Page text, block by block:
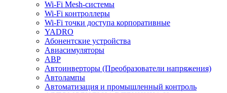
Wi-Fi Mesh-системы
Wi-Fi контроллеры
Wi-Fi точки доступа корпоративные
YADRO
Абонентские устройства
Авиасимуляторы
АВР
Автоинверторы (Преобразователи напряжения)
Автолампы
Автоматизация и промышленный контроль